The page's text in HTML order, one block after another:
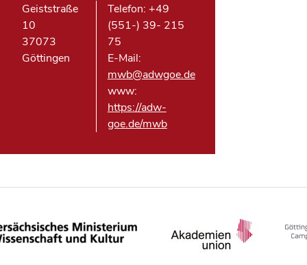
Geiststraße
10
37073
Göttingen
Telefon: +49
(551-) 39- 215
75
E-Mail:
mwb@adwgoe.de
www:
https://adw-
goe.de/mwb